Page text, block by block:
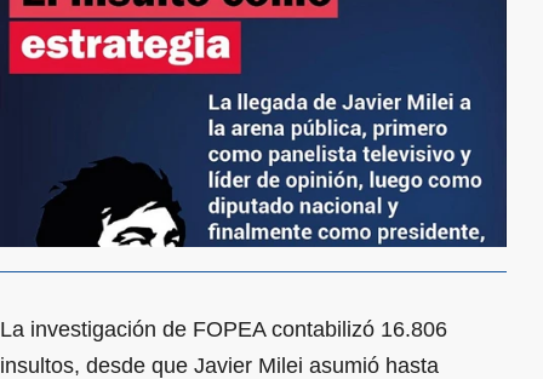
La investigación de FOPEA contabilizó 16.806
insultos, desde que Javier Milei asumió hasta